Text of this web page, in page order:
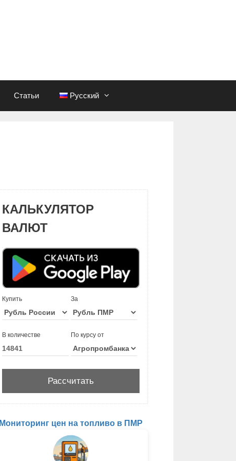
Статьи Русский
КАЛЬКУЛЯТОР
ВАЛЮТ
Купить За
В количестве По курсу от
Мониторинг цен на топливо в ПМР